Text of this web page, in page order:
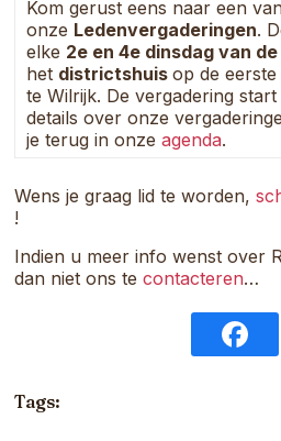
Kom gerust eens naar een
onze Ledenvergaderingen.
elke 2e en 4e dinsdag van
het districtshuisop de eerste
te Wilrijk. De vergadering start
details over onze
je terug in onzeagenda.
Wens je graag lid te worden,
!
Indien u meer info wenst over
dan niet ons tecontacteren…
Tags: